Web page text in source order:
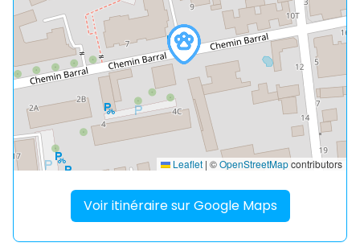
Leaflet | ©OpenStreetMapcontributors
Voir itinéraire sur Google Maps